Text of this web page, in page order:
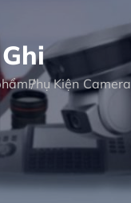
Phụ Kiện Camera